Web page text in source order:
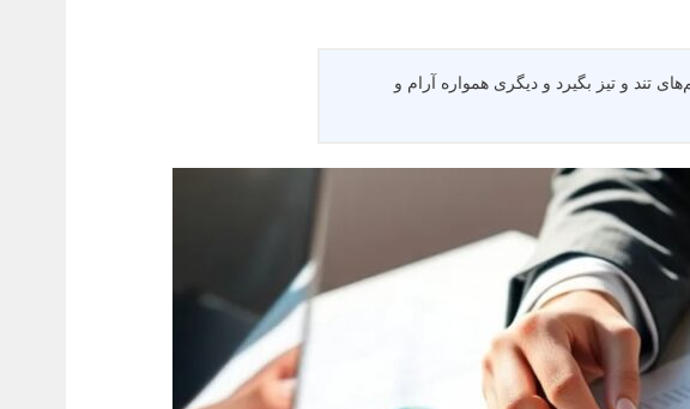
تند و تیز بگیرد و دیگری همواره آرام و